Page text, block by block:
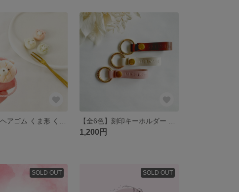
1,200円
SOLD OUT SOLD OUT